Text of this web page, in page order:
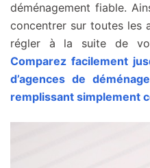
déménagement fiable.
concentrer sur toutes les
régler à la suite de
Comparez facilement
d’agences de
remplissant simplement